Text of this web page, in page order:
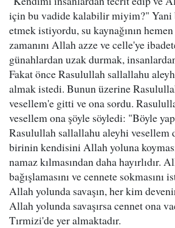
için bu vadide kalabilir miyim?"
etmek istiyordu, su kaynağının
zamanını Allah azze ve celle'ye
günahlardan uzak durmak,
Fakat önce Rasulullah sallallahu
almak istedi. Bunun üzerine
vesellem'e gitti ve ona sordu.
vesellem ona şöyle söyledi: "Böyle
Rasulullah sallallahu aleyhi
birinin kendisini Allah yoluna
namaz kılmasından daha hayırlıdır.
bağışlamasını ve cennete sokmasını
Allah yolunda savaşın, her kim
Allah yolunda savaşırsa cennet ona
Tırmizi'de yer almaktadır.